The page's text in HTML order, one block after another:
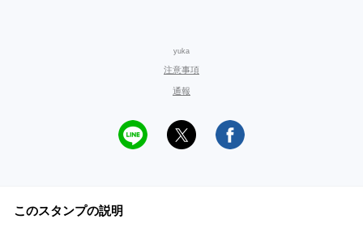
yuka
注意事項
通報
このスタンプの説明